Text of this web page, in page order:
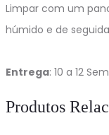
Limpar com um
húmido e de
Entrega: 10 a 12
Produtos